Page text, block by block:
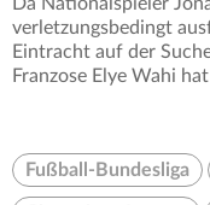
verletzungsbedingt
Eintracht auf der
Franzose Elye Wahi
Fußball-Bundesliga